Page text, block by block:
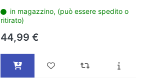
in magazzino, (può essere spedito o
ritirato)
44,99 €